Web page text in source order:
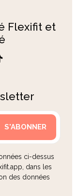
Flexifit et
ci-dessus
dans les
des données